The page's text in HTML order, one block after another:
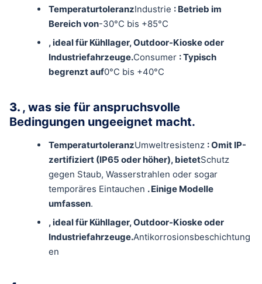
TemperaturtoleranzIndustrie : Betrieb im
Bereich von-30°C bis +85°C
, ideal für Kühllager, Outdoor-Kioske oder
Industriefahrzeuge.Consumer : Typisch
begrenzt auf0°C bis +40°C
3. , was sie für anspruchsvolle
Bedingungen ungeeignet macht.
TemperaturtoleranzUmweltresistenz : Omit IP-
zertifiziert (IP65 oder höher), bietetSchutz
gegen Staub, Wasserstrahlen oder sogar
temporäres Eintauchen . Einige Modelle
umfassen.
, ideal für Kühllager, Outdoor-Kioske oder
Industriefahrzeuge.Antikorrosionsbeschichtung
en